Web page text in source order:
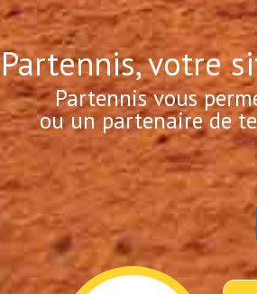
Partennis, votre
Partennis vous
ou un partenaire de